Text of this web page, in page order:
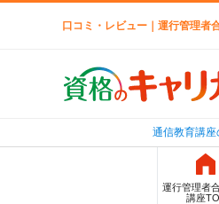
口コミ・レビュー｜運行管理者
通信教育講
運行管理者
講座